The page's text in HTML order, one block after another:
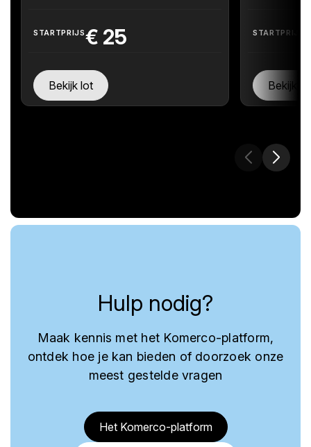
STARTPRIJS€ 25
Bekijk lot
STARTPRIJS
Bekijk
Hulp nodig?
Maak kennis met het Komerco-platform,
ontdek hoe je kan bieden of doorzoek onze
meest gestelde vragen
Het Komerco-platform